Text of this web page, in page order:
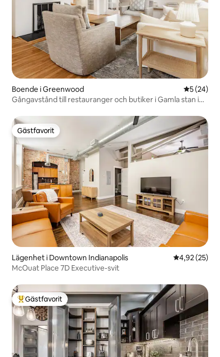
Boende i Greenwood 5 av 5 i
5 (24)
Gångavstånd till restauranger och butiker i Gamla stan i
Gästfavorit
Gästfavorit
Lägenhet i Downtown Indianapolis 4,92 av 5 i
4,92 (25)
McOuat Place 7D Executive-svit
Populär gästfavorit
Gästfavorit